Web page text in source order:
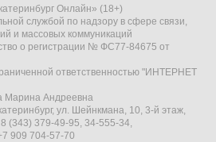
Онлайн» (18+)
службой по надзору в сфере связи,
и массовых коммуникаций
о регистрации № ФС77-84675 от
ответственностью "ИНТЕРНЕТ
Марина Андреевна
ул. Шейнкмана, 10, 3-й этаж,
(343) 379-49-95, 34-555-34,
909 704-57-70